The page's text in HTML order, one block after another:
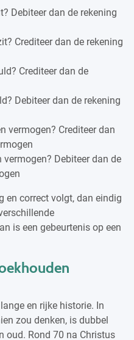
Debiteer dan de rekening
Crediteer dan de rekening
Crediteer dan de
Debiteer dan de rekening
vermogen? Crediteer dan
Debiteer dan de
en correct volgt, dan eindig
is een gebeurtenis op een
en rijke historie. In
zou denken, is dubbel
oud. Rond 70 na Christus